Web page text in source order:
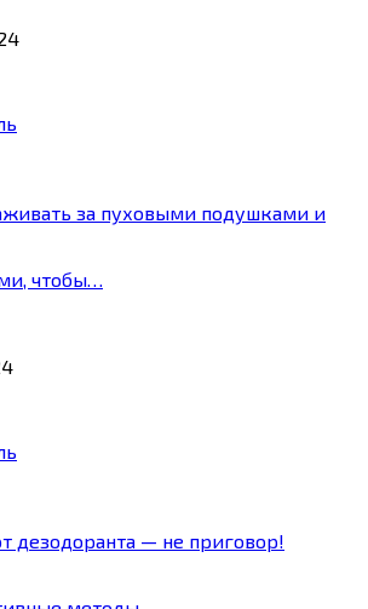
за пуховыми подушками и
чтобы…
дезодоранта — не приговор!